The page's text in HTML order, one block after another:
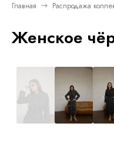
Главная Распродажа
Женское